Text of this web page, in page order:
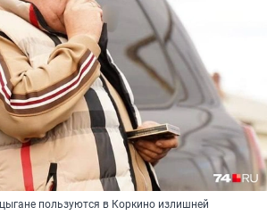
пользуются в Коркино излишней